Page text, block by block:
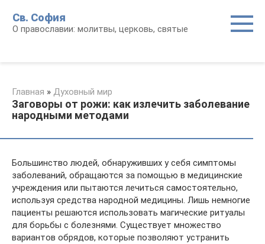
контенту
Св. София
О православии: молитвы, церковь, святые
Главная » Духовный мир
Заговоры от рожи: как излечить заболевание
народными методами
Большинство людей, обнаруживших у себя симптомы
заболеваний, обращаются за помощью в медицинские
учреждения или пытаются лечиться самостоятельно,
используя средства народной медицины. Лишь немногие
пациенты решаются использовать магические ритуалы
для борьбы с болезнями. Существует множество
вариантов обрядов, которые позволяют устранить